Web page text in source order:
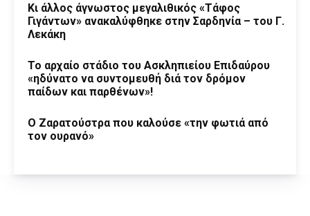
Κι άλλος άγνωστος μεγαλιθικός «Τάφος
Γιγάντων» ανακαλύφθηκε στην Σαρδηνία – του Γ.
Λεκάκη
Το αρχαίο στάδιο του Ασκληπιείου Επιδαύρου
«ηδύνατο να συντομευθή διά τον δρόμον
παίδων και παρθένων»!
Ο Ζαρατούστρα που καλούσε «την φωτιά από
τον ουρανό»